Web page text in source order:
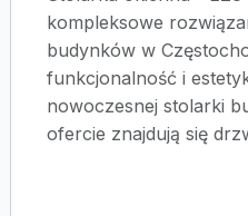
kompleksowe
budynków w
funkcjonalność i
nowoczesnej stolarki
ofercie znajdują się